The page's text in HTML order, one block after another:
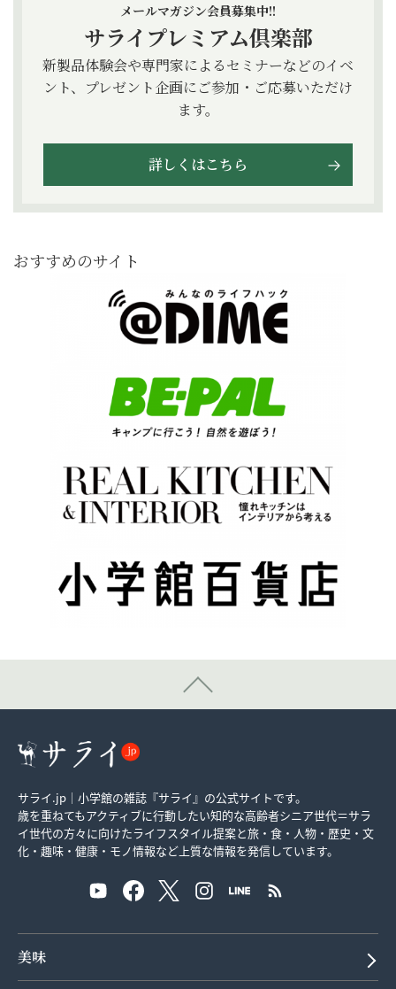
メールマガジン会員募集中!!
サライプレミアム倶楽部
新製品体験会や専門家によるセミナーなどのイベ
ント、プレゼント企画にご参加・ご応募いただけ
ます。
詳しくはこちら
おすすめのサイト
サライ.jp｜小学館の雑誌『サライ』の公式サイトです。
歳を重ねてもアクティブに行動したい知的な高齢者シニア世代＝サラ
イ世代の方々に向けたライフスタイル提案と旅・食・人物・歴史・文
化・趣味・健康・モノ情報など上質な情報を発信しています。
美味